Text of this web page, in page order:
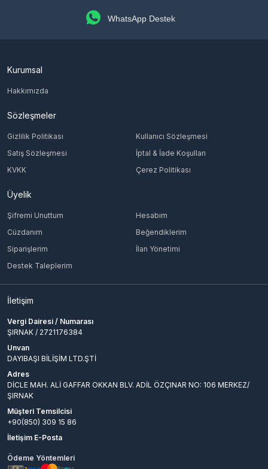
WhatsApp Destek
Kurumsal
Hakkımızda
Sözleşmeler
Gizlilik Politikası
Kullanıcı Sözleşmesi
Satış Sözleşmesi
İptal & İade Koşulları
KVKK
Çerez Politikası
Üyelik
Şifremi Unuttum
Hesabım
Cüzdanım
Beğendiklerim
Siparişlerim
İlan Yönetimi
Destek Taleplerim
İletişim
Vergi Dairesi / Numarası
ŞIRNAK / 2721176384
Unvan
DAYIBAŞI BİLİŞİM LTD.ŞTİ
Adres
DİCLE MAH. ALİ GAFFAR OKKAN BLV. ADİL ÖZÇINAR NO: 106 MERKEZ/
ŞIRNAK
Müşteri Temsilcisi
+90(850) 309 15 86
İletişim E-Posta
Ödeme Yöntemleri